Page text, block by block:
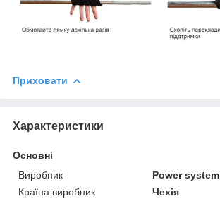
Приховати
Характеристики
Основні
Виробник
Power system
Країна виробник
Чехія